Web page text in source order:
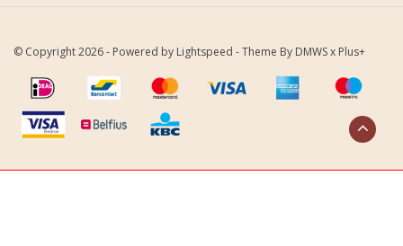
© Copyright 2026 - Powered by Lightspeed - Theme By DMWSx Plus+